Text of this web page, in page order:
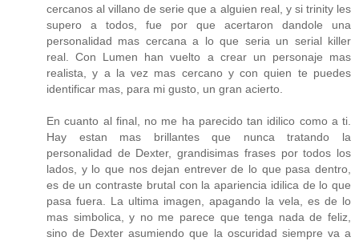
cercanos al villano de serie que a alguien real, y si trinity les
supero a todos, fue por que acertaron dandole una
personalidad mas cercana a lo que seria un serial killer
real. Con Lumen han vuelto a crear un personaje mas
realista, y a la vez mas cercano y con quien te puedes
identificar mas, para mi gusto, un gran acierto.
En cuanto al final, no me ha parecido tan idilico como a ti.
Hay estan mas brillantes que nunca tratando la
personalidad de Dexter, grandisimas frases por todos los
lados, y lo que nos dejan entrever de lo que pasa dentro,
es de un contraste brutal con la apariencia idilica de lo que
pasa fuera. La ultima imagen, apagando la vela, es de lo
mas simbolica, y no me parece que tenga nada de feliz,
sino de Dexter asumiendo que la oscuridad siempre va a